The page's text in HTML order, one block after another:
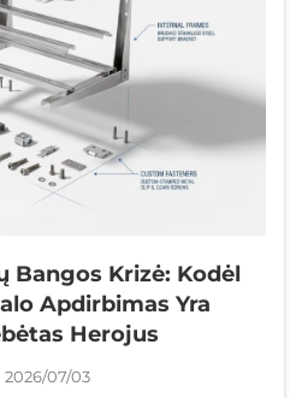
Bangos Krizė: Kodėl
Apdirbimas Yra
Herojus
2026/07/03